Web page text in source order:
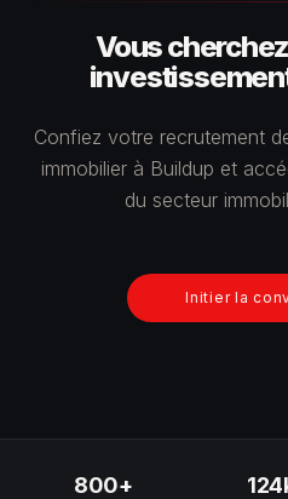
Vous
Confiez votre recrutement
immobilier à Buildup et
du secteur
Initier la
800+